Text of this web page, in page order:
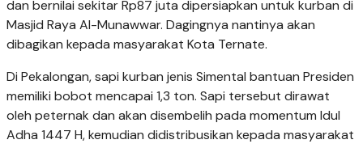
dan bernilai sekitar Rp87 juta dipersiapkan untuk kurban di
Masjid Raya Al-Munawwar. Dagingnya nantinya akan
dibagikan kepada masyarakat Kota Ternate.
Di Pekalongan, sapi kurban jenis Simental bantuan Presiden
memiliki bobot mencapai 1,3 ton. Sapi tersebut dirawat
oleh peternak dan akan disembelih pada momentum Idul
Adha 1447 H, kemudian didistribusikan kepada masyarakat